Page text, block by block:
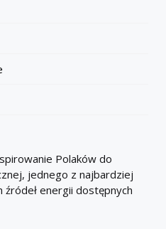
Polaków do
jednego z najbardziej
źródeł energii dostępnych